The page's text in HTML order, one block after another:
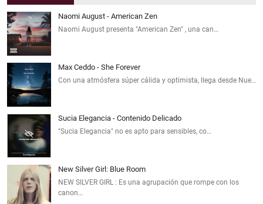
Naomi August - American Zen
Naomi August presenta "American Zen" , una can…
Max Ceddo - She Forever
Con una atmósfera súper cálida y optimista, llega desde Nue…
Sucia Elegancia - Contenido Delicado
"Sucia Elegancia" no es apto para sensibles, co…
New Silver Girl: Blue Room
NEW SILVER GIRL : Es una agrupación que rompe con los
canon…